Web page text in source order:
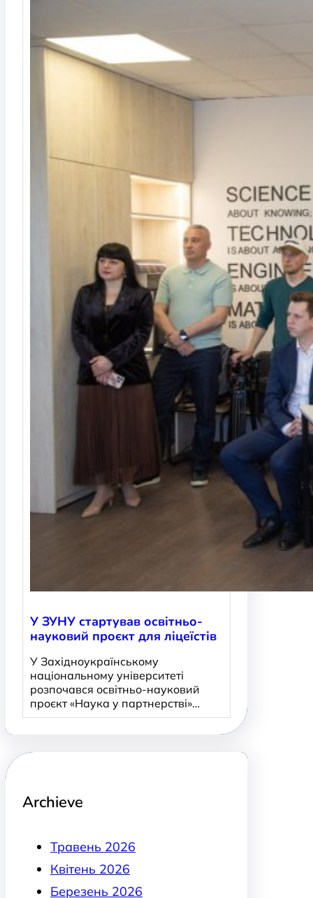
У ЗУНУ стартував освітньо-
науковий проєкт для ліцеїстів
У Західноукраїнському
національному університеті
розпочався освітньо-науковий
проєкт «Наука у партнерстві»…
Archieve
Травень 2026
Квітень 2026
Березень 2026